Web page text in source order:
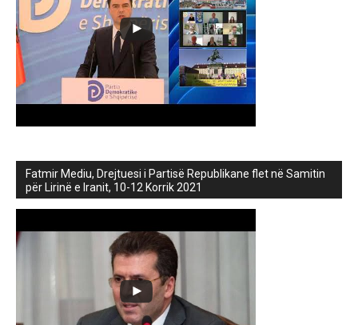
Fatmir Mediu, Drejtuesi i Partisë Republikane flet në Samitin
për Lirinë e Iranit, 10-12 Korrik 2021